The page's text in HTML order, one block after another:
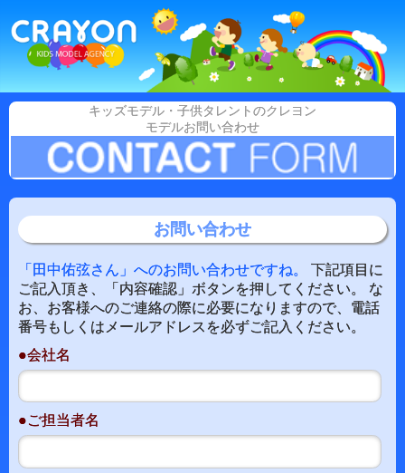
キッズモデル・子供タレントのクレヨン
モデルお問い合わせ
お問い合わせ
「田中佑弦さん」へのお問い合わせですね。
下記項目に
ご記入頂き、「内容確認」ボタンを押してください。 な
お、お客様へのご連絡の際に必要になりますので、電話
番号もしくはメールアドレスを必ずご記入ください。
●会社名
●ご担当者名